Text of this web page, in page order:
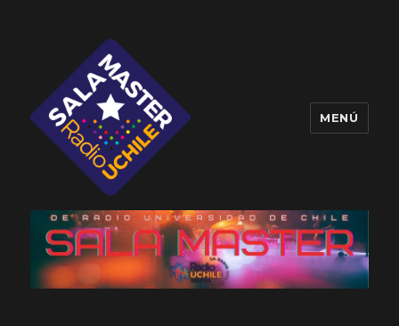
Sala Master
MENÚ